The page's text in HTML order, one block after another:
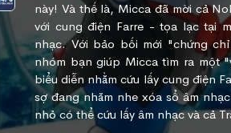
này! Và thế là, Micca đã mời cả
với cung điện Farre - tọa lạc tại
nhạc. Với bảo bối mới "chứng
nhóm bạn giúp Micca tìm ra một
biểu diễn nhằm cứu lấy cung điện
sợ đang nhăm nhe xóa sổ âm
nhỏ có thể cứu lấy âm nhạc và cả